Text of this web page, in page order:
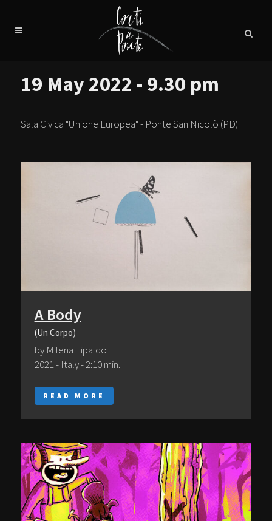
19 May 2022 - 9.30 pm
Sala Civica "Unione Europea" - Ponte San Nicolò (PD)
A Body
(Un Corpo)
by Milena Tipaldo
2021 - Italy - 2:10 min.
READ MORE